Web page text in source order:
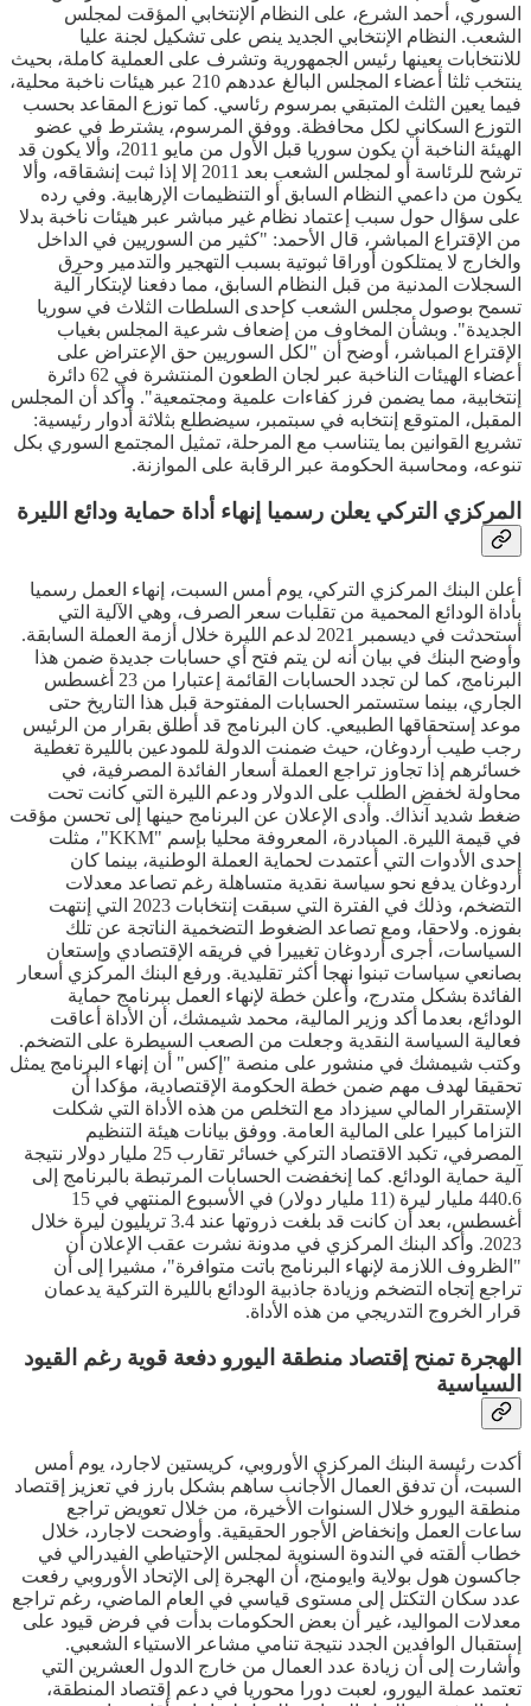
السوري، أحمد الشرع، على النظام الإنتخابي المؤقت لمجلس
الشعب. النظام الإنتخابي الجديد ينص على تشكيل لجنة عليا
للانتخابات يعينها رئيس الجمهورية وتشرف على العملية كاملة، بحيث
ينتخب ثلثا أعضاء المجلس البالغ عددهم 210 عبر هيئات ناخبة محلية،
فيما يعين الثلث المتبقي بمرسوم رئاسي. كما توزع المقاعد بحسب
التوزع السكاني لكل محافظة. ووفق المرسوم، يشترط في عضو
الهيئة الناخبة أن يكون سوريا قبل الأول من مايو 2011، وألا يكون قد
ترشح للرئاسة أو لمجلس الشعب بعد 2011 إلا إذا ثبت إنشقاقه، وألا
يكون من داعمي النظام السابق أو التنظيمات الإرهابية. وفي رده
على سؤال حول سبب إعتماد نظام غير مباشر عبر هيئات ناخبة بدلا
من الإقتراع المباشر، قال الأحمد: "كثير من السوريين في الداخل
والخارج لا يمتلكون أوراقا ثبوتية بسبب التهجير والتدمير وحرق
السجلات المدنية من قبل النظام السابق، مما دفعنا لإبتكار آلية
تسمح بوصول مجلس الشعب كإحدى السلطات الثلاث في سوريا
الجديدة". وبشأن المخاوف من إضعاف شرعية المجلس بغياب
الإقتراع المباشر، أوضح أن "لكل السوريين حق الإعتراض على
أعضاء الهيئات الناخبة عبر لجان الطعون المنتشرة في 62 دائرة
إنتخابية، مما يضمن فرز كفاءات علمية ومجتمعية". وأكد أن المجلس
المقبل، المتوقع إنتخابه في سبتمبر، سيضطلع بثلاثة أدوار رئيسية:
تشريع القوانين بما يتناسب مع المرحلة، تمثيل المجتمع السوري بكل
تنوعه، ومحاسبة الحكومة عبر الرقابة على الموازنة.
المركزي التركي يعلن رسميا إنهاء أداة حماية ودائع الليرة
أعلن البنك المركزي التركي، يوم أمس السبت، إنهاء العمل رسميا
بأداة الودائع المحمية من تقلبات سعر الصرف، وهي الآلية التي
أستحدثت في ديسمبر 2021 لدعم الليرة خلال أزمة العملة السابقة.
وأوضح البنك في بيان أنه لن يتم فتح أي حسابات جديدة ضمن هذا
البرنامج، كما لن تجدد الحسابات القائمة إعتبارا من 23 أغسطس
الجاري، بينما ستستمر الحسابات المفتوحة قبل هذا التاريخ حتى
موعد إستحقاقها الطبيعي. كان البرنامج قد أطلق بقرار من الرئيس
رجب طيب أردوغان، حيث ضمنت الدولة للمودعين بالليرة تغطية
خسائرهم إذا تجاوز تراجع العملة أسعار الفائدة المصرفية، في
محاولة لخفض الطلب على الدولار ودعم الليرة التي كانت تحت
ضغط شديد آنذاك. وأدى الإعلان عن البرنامج حينها إلى تحسن مؤقت
في قيمة الليرة. المبادرة، المعروفة محليا بإسم "KKM"، مثلت
إحدى الأدوات التي أعتمدت لحماية العملة الوطنية، بينما كان
أردوغان يدفع نحو سياسة نقدية متساهلة رغم تصاعد معدلات
التضخم، وذلك في الفترة التي سبقت إنتخابات 2023 التي إنتهت
بفوزه. ولاحقا، ومع تصاعد الضغوط التضخمية الناتجة عن تلك
السياسات، أجرى أردوغان تغييرا في فريقه الإقتصادي وإستعان
بصانعي سياسات تبنوا نهجا أكثر تقليدية. ورفع البنك المركزي أسعار
الفائدة بشكل متدرج، وأعلن خطة لإنهاء العمل ببرنامج حماية
الودائع، بعدما أكد وزير المالية، محمد شيمشك، أن الأداة أعاقت
فعالية السياسة النقدية وجعلت من الصعب السيطرة على التضخم.
وكتب شيمشك في منشور على منصة "إكس" أن إنهاء البرنامج يمثل
تحقيقا لهدف مهم ضمن خطة الحكومة الإقتصادية، مؤكدا أن
الإستقرار المالي سيزداد مع التخلص من هذه الأداة التي شكلت
التزاما كبيرا على المالية العامة. ووفق بيانات هيئة التنظيم
المصرفي، تكبد الاقتصاد التركي خسائر تقارب 25 مليار دولار نتيجة
آلية حماية الودائع. كما إنخفضت الحسابات المرتبطة بالبرنامج إلى
440.6 مليار ليرة (11 مليار دولار) في الأسبوع المنتهي في 15
أغسطس، بعد أن كانت قد بلغت ذروتها عند 3.4 تريليون ليرة خلال
2023. وأكد البنك المركزي في مدونة نشرت عقب الإعلان أن
"الظروف اللازمة لإنهاء البرنامج باتت متوافرة"، مشيرا إلى أن
تراجع إتجاه التضخم وزيادة جاذبية الودائع بالليرة التركية يدعمان
قرار الخروج التدريجي من هذه الأداة.
الهجرة تمنح إقتصاد منطقة اليورو دفعة قوية رغم القيود
السياسية
أكدت رئيسة البنك المركزي الأوروبي، كريستين لاجارد، يوم أمس
السبت، أن تدفق العمال الأجانب ساهم بشكل بارز في تعزيز إقتصاد
منطقة اليورو خلال السنوات الأخيرة، من خلال تعويض تراجع
ساعات العمل وإنخفاض الأجور الحقيقية. وأوضحت لاجارد، خلال
خطاب ألقته في الندوة السنوية لمجلس الإحتياطي الفيدرالي في
جاكسون هول بولاية وايومنج، أن الهجرة إلى الإتحاد الأوروبي رفعت
عدد سكان التكتل إلى مستوى قياسي في العام الماضي، رغم تراجع
معدلات المواليد، غير أن بعض الحكومات بدأت في فرض قيود على
إستقبال الوافدين الجدد نتيجة تنامي مشاعر الاستياء الشعبي.
وأشارت إلى أن زيادة عدد العمال من خارج الدول العشرين التي
تعتمد عملة اليورو، لعبت دورا محوريا في دعم إقتصاد المنطقة،